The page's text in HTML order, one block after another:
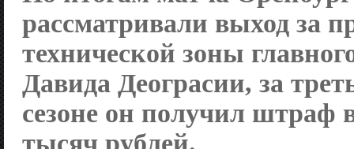
рассматривали выход за
технической зоны
Давида Деограсии, за
сезоне он получил штраф